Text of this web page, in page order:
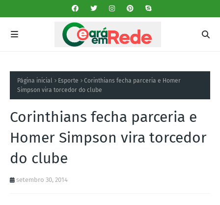
Página inicial Esporte
Corinthians fecha parceria e Homer
Simpson vira torcedor do clube
Corinthians fecha parceria e
Homer Simpson vira torcedor
do clube
setembro 30, 2014